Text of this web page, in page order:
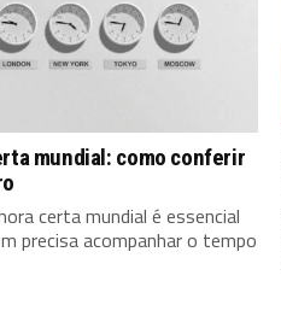
mundial: como conferir
certa mundial é essencial
precisa acompanhar o tempo